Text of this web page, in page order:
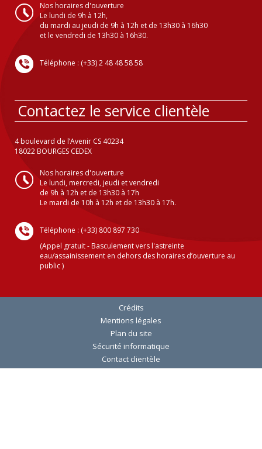
Nos horaires d'ouverture
Le lundi de 9h à 12h,
du mardi au jeudi de 9h à 12h et de 13h30 à 16h30
et le vendredi de 13h30 à 16h30.
Téléphone : (+33) 2 48 48 58 58
Contactez le service clientèle
4 boulevard de l’Avenir CS 40234
18022 BOURGES CEDEX
Nos horaires d'ouverture
Le lundi, mercredi, jeudi et vendredi
de 9h à 12h et de 13h30 à 17h
Le mardi de 10h à 12h et de 13h30 à 17h.
Téléphone : (+33) 800 897 730
(Appel gratuit - Basculement vers l'astreinte
eau/assainissement en dehors des horaires d’ouverture au
public )
Crédits
Mentions légales
Plan du site
Sécurité informatique
Contact clientèle